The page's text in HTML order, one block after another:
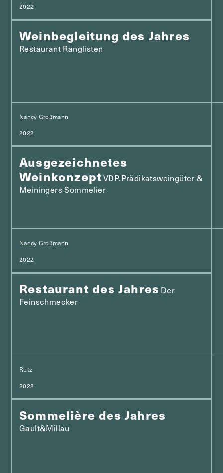
2022
Weinbegleitung des Jahres
Restaurant Ranglisten
Nancy Großmann
2022
Ausgezeichnetes
WeinkonzeptVDP.Prädikatsweingüter &
Meiningers Sommelier
Nancy Großmann
2022
Restaurant des Jahres Der
Feinschmecker
Rutz
2022
Sommelière des Jahres
Gault&Millau